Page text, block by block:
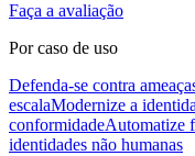
Faça a avaliação
Por caso de uso
Defenda-se contra
escalaModernize a
conformidadeAutomatize
identidades não humanas